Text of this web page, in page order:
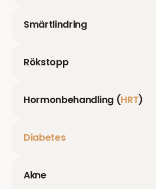
Smärtlindring
Rökstopp
Hormonbehandling (HRT)
Diabetes
Akne